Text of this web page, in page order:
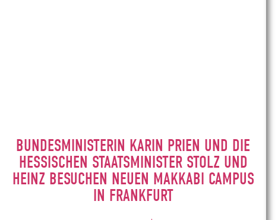
BUNDESMINISTERIN KARIN PRIEN UND DIE
HESSISCHEN STAATSMINISTER STOLZ UND
HEINZ BESUCHEN NEUEN MAKKABI CAMPUS
IN FRANKFURT